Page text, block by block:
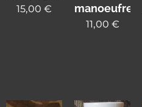
15,00 €
manoeufrer
11,00 €